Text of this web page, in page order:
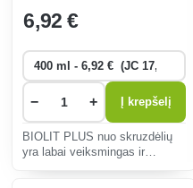
6,92 €
− + Į krepšelį
BIOLIT PLUS nuo skruzdėlių
yra labai veiksmingas ir